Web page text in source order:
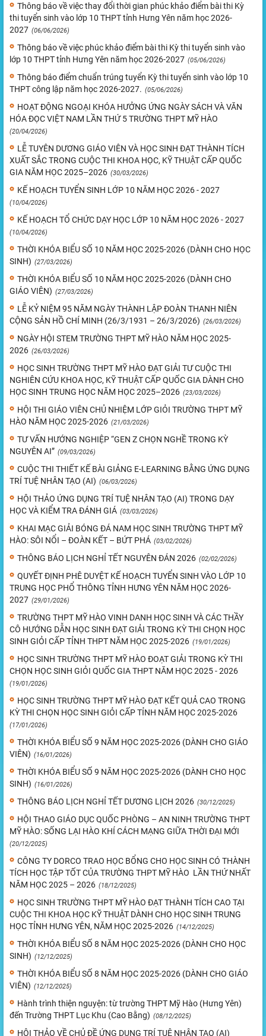
Thông báo về việc thay đổi thời gian phúc khảo điểm bài thi Kỳ
thi tuyển sinh vào lớp 10 THPT tỉnh Hưng Yên năm học 2026-
2027 (06/06/2026)
Thông báo về việc phúc khảo điểm bài thi Kỳ thi tuyển sinh vào
lớp 10 THPT tỉnh Hưng Yên năm học 2026-2027 (05/06/2026)
Thông báo điểm chuẩn trúng tuyển Kỳ thi tuyển sinh vào lớp 10
THPT công lập năm học 2026-2027. (05/06/2026)
HOẠT ĐỘNG NGOẠI KHÓA HƯỞNG ỨNG NGÀY SÁCH VÀ VĂN
HÓA ĐỌC VIỆT NAM LẦN THỨ 5 TRƯỜNG THPT MỸ HÀO
(20/04/2026)
LỄ TUYÊN DƯƠNG GIÁO VIÊN VÀ HỌC SINH ĐẠT THÀNH TÍCH
XUẤT SẮC TRONG CUỘC THI KHOA HỌC, KỸ THUẬT CẤP QUỐC
GIA NĂM HỌC 2025–2026 (30/03/2026)
KẾ HOẠCH TUYỂN SINH LỚP 10 NĂM HỌC 2026 - 2027
(10/04/2026)
KẾ HOẠCH TỔ CHỨC DẠY HỌC LỚP 10 NĂM HỌC 2026 - 2027
(10/04/2026)
THỜI KHÓA BIỂU SỐ 10 NĂM HỌC 2025-2026 (DÀNH CHO HỌC
SINH) (27/03/2026)
THỜI KHÓA BIỂU SỐ 10 NĂM HỌC 2025-2026 (DÀNH CHO
GIÁO VIÊN) (27/03/2026)
LỄ KỶ NIỆM 95 NĂM NGÀY THÀNH LẬP ĐOÀN THANH NIÊN
CỘNG SẢN HỒ CHÍ MINH (26/3/1931 – 26/3/2026) (26/03/2026)
NGÀY HỘI STEM TRƯỜNG THPT MỸ HÀO NĂM HỌC 2025-
2026 (26/03/2026)
HỌC SINH TRƯỜNG THPT MỸ HÀO ĐẠT GIẢI TƯ CUỘC THI
NGHIÊN CỨU KHOA HỌC, KỸ THUẬT CẤP QUỐC GIA DÀNH CHO
HỌC SINH TRUNG HỌC NĂM HỌC 2025–2026 (23/03/2026)
HỘI THI GIÁO VIÊN CHỦ NHIỆM LỚP GIỎI TRƯỜNG THPT MỸ
HÀO NĂM HỌC 2025-2026 (21/03/2026)
TƯ VẤN HƯỚNG NGHIỆP “GEN Z CHỌN NGHỀ TRONG KỲ
NGUYÊN AI” (09/03/2026)
CUỘC THI THIẾT KẾ BÀI GIẢNG E-LEARNING BẰNG ỨNG DỤNG
TRÍ TUỆ NHÂN TẠO (AI) (06/03/2026)
HỘI THẢO ỨNG DỤNG TRÍ TUỆ NHÂN TẠO (AI) TRONG DẠY
HỌC VÀ KIỂM TRA ĐÁNH GIÁ (03/03/2026)
KHAI MẠC GIẢI BÓNG ĐÁ NAM HỌC SINH TRƯỜNG THPT MỸ
HÀO: SÔI NỔI – ĐOÀN KẾT – BỨT PHÁ (03/02/2026)
THÔNG BÁO LỊCH NGHỈ TẾT NGUYÊN ĐÁN 2026 (02/02/2026)
QUYẾT ĐỊNH PHÊ DUYỆT KẾ HOẠCH TUYỂN SINH VÀO LỚP 10
TRUNG HỌC PHỔ THÔNG TỈNH HƯNG YÊN NĂM HỌC 2026-
2027 (29/01/2026)
TRƯỜNG THPT MỸ HÀO VINH DANH HỌC SINH VÀ CÁC THẦY
CÔ HƯỚNG DẪN HỌC SINH ĐẠT GIẢI TRONG KỲ THI CHỌN HỌC
SINH GIỎI CẤP TỈNH THPT NĂM HỌC 2025-2026 (19/01/2026)
HỌC SINH TRƯỜNG THPT MỸ HÀO ĐOẠT GIẢI TRONG KỲ THI
CHỌN HỌC SINH GIỎI QUỐC GIA THPT NĂM HỌC 2025 - 2026
(19/01/2026)
HỌC SINH TRƯỜNG THPT MỸ HÀO ĐẠT KẾT QUẢ CAO TRONG
KỲ THI CHỌN HỌC SINH GIỎI CẤP TỈNH NĂM HỌC 2025-2026
(17/01/2026)
THỜI KHÓA BIỂU SỐ 9 NĂM HỌC 2025-2026 (DÀNH CHO GIÁO
VIÊN) (16/01/2026)
THỜI KHÓA BIỂU SỐ 9 NĂM HỌC 2025-2026 (DÀNH CHO HỌC
SINH) (16/01/2026)
THÔNG BÁO LỊCH NGHỈ TẾT DƯƠNG LỊCH 2026 (30/12/2025)
HỘI THAO GIÁO DỤC QUỐC PHÒNG – AN NINH TRƯỜNG THPT
MỸ HÀO: SỐNG LẠI HÀO KHÍ CÁCH MẠNG GIỮA THỜI ĐẠI MỚI
(20/12/2025)
CÔNG TY DORCO TRAO HỌC BỔNG CHO HỌC SINH CÓ THÀNH
TÍCH HỌC TẬP TỐT CỦA TRƯỜNG THPT MỸ HÀO LẦN THỨ NHẤT
NĂM HỌC 2025 – 2026 (18/12/2025)
HỌC SINH TRƯỜNG THPT MỸ HÀO ĐẠT THÀNH TÍCH CAO TẠI
CUỘC THI KHOA HỌC KỸ THUẬT DÀNH CHO HỌC SINH TRUNG
HỌC TỈNH HƯNG YÊN, NĂM HỌC 2025-2026 (14/12/2025)
THỜI KHÓA BIỂU SỐ 8 NĂM HỌC 2025-2026 (DÀNH CHO HỌC
SINH) (12/12/2025)
THỜI KHÓA BIỂU SỐ 8 NĂM HỌC 2025-2026 (DÀNH CHO GIÁO
VIÊN) (12/12/2025)
Hành trình thiện nguyện: từ trường THPT Mỹ Hào (Hưng Yên)
đến Trường THPT Lục Khu (Cao Bằng) (08/12/2025)
HỘI THẢO VỀ CHỦ ĐỀ ỨNG DỤNG TRÍ TUỆ NHÂN TẠO (AI)